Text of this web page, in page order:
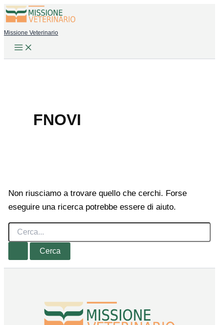
Vai
al
contenuto
Missione Veterinario
FNOVI
Non riusciamo a trovare quello che cerchi. Forse
eseguire una ricerca potrebbe essere di aiuto.
Cerca: